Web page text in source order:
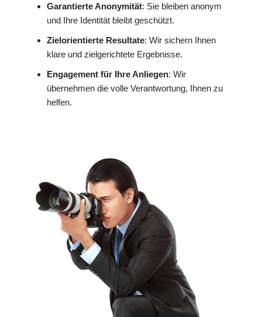
Garantierte Anonymität: Sie bleiben anonym
und Ihre Identität bleibt geschützt.
Zielorientierte Resultate: Wir sichern Ihnen
klare und zielgerichtete Ergebnisse.
Engagement für Ihre Anliegen: Wir
übernehmen die volle Verantwortung, Ihnen zu
helfen.